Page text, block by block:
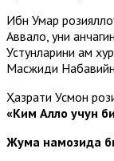
Ибн Умар
Аввало, уни
Устунларини ҳам
Масжиди
Ҳазрати Усмон
«Ким Аллоҳ учун
Жума намозида